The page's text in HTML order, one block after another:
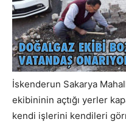
İskenderun Sakarya
ekibininin açtığı yerler
kendi işlerini kendileri